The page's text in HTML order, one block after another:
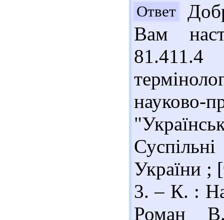
Ответ
Вам
України ;
3. – К. :
Роман